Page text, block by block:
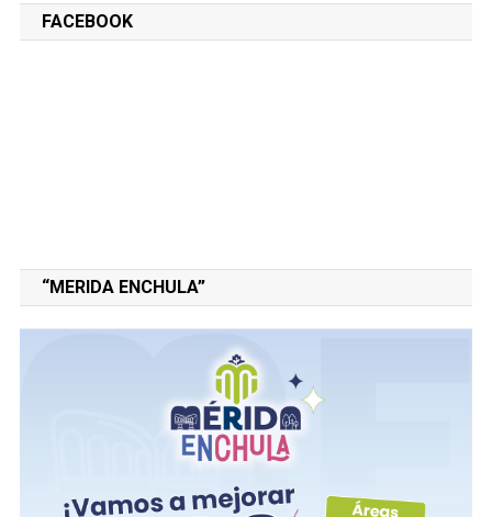
FACEBOOK
“MERIDA ENCHULA”